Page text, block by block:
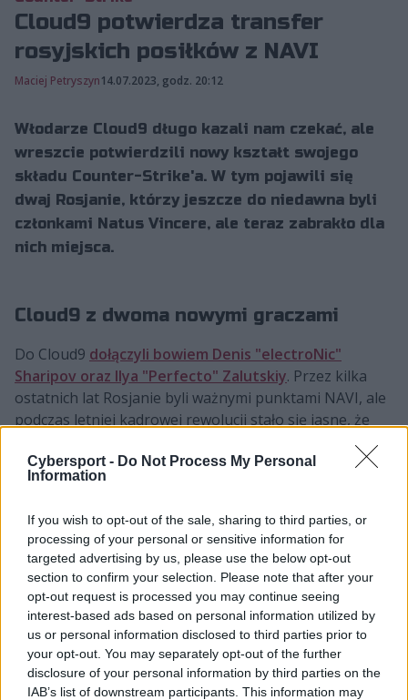
Cybersport - Do Not Process My Personal
Information
If you wish to opt-out of the sale, sharing to third parties, or
processing of your personal or sensitive information for
targeted advertising by us, please use the below opt-out
section to confirm your selection. Please note that after your
opt-out request is processed you may continue seeing
interest-based ads based on personal information utilized by
us or personal information disclosed to third parties prior to
your opt-out. You may separately opt-out of the further
disclosure of your personal information by third parties on the
IAB’s list of downstream participants. This information may
Cloud9 potwierdza transfer
rosyjskich posiłków z NAVI
Maciej Petryszyn14.07.2023, godz. 20:12
Włodarze Cloud9 długo kazali nam czekać, ale
wreszcie potwierdzili nowy kształt swojego
składu Counter-Strike'a. W tym pojawili się
dwaj Rosjanie, którzy jeszcze do niedawna byli
członkami Natus Vincere, ale teraz zabrakło dla
nich miejsca.
Cloud9 z dwoma nowymi graczami
Do Cloud9 dołączyli bowiem Denis "electroNic"
Sharipov oraz Ilya "Perfecto" Zalutskiy. Przez kilka
ostatnich lat Rosjanie byli ważnymi punktami NAVI, ale
podczas letniej kadrowej rewolucji stało się jasne, że
dłużej miejsca w ukraińskiej organizacji nie zagrzeją. Od
razu też ruszyła fala plotek dotyczących przyszłości
dwóch wyżej wymienionych. Sharipov w pewnym
Geniuses, potem jednak zarówno on, jak i Zalutskiy
łączeni byli już tylko z C9. A gdy Natus Vincere oficjalnie
potwierdziło, że dla Rosjan nie ma już miejsca w
zespole, to oficjalne potwierdzenie medialnych rewelacji
wydawało się tylko kwestią czasu. I wreszcie jest. Na
debiut formacji w nowym kształcie poczekamy jednak
do Intel Extreme Masters Cologne 2023, które rusza za
dwa tygodnie.